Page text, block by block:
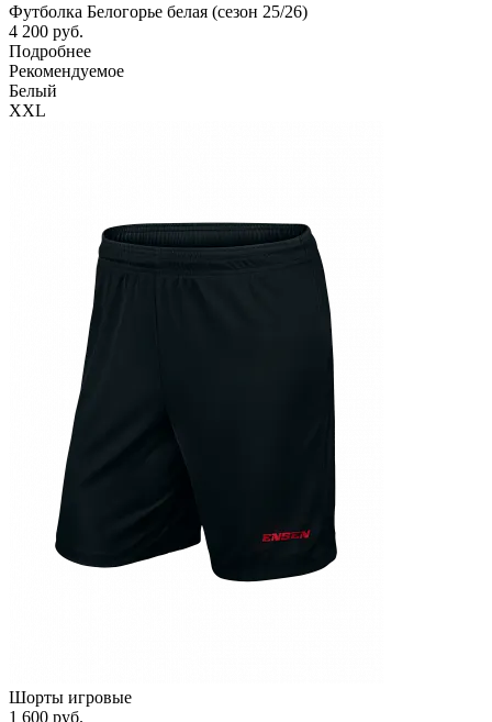
Футболка Белогорье белая (сезон 25/26)
4 200 руб.
Подробнее
Рекомендуемое
Белый
XXL
Шорты игровые
1 600 руб.